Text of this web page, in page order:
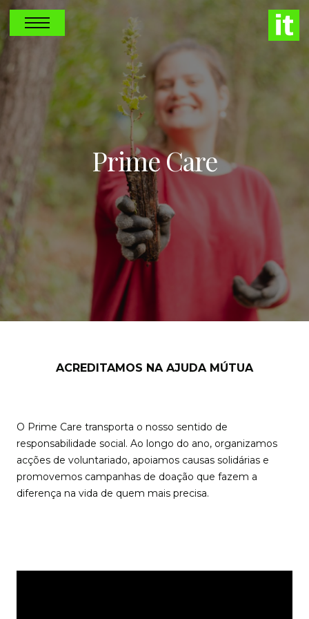
Prime Care
ACREDITAMOS NA AJUDA MÚTUA
O Prime Care transporta o nosso sentido de
responsabilidade social. Ao longo do ano, organizamos
acções de voluntariado, apoiamos causas solidárias e
promovemos campanhas de doação que fazem a
diferença na vida de quem mais precisa.